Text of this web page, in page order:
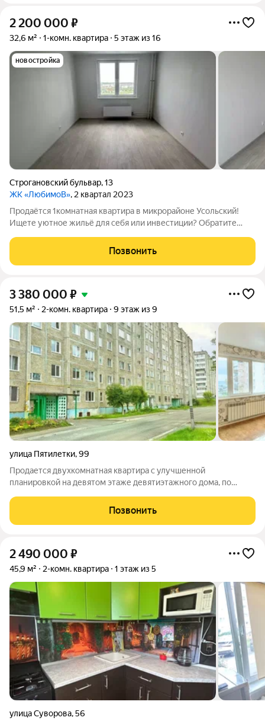
2 200 000 ₽
32,6 м² 1-комн. квартира 5 этаж из 16
новостройка
Строгановский бульвар,13
ЖК «ЛюбимоВ», 2 квартал 2023
Продаётся 1комнатная квартира в микрорайоне Усольский!
Ищете уютное жильё для себя или инвестиции? Обратите
для комфортной жизни и доступна по семейной ипотеке!
Главные преимущества:
Позвонить
3 380 000 ₽
51,5 м² 2-комн. квартира 9 этаж из 9
улица Пятилетки,99
Продается двухкомнатная квартира с улучшенной
планировкой на девятом этаже девятиэтажного дома, по
вид из окон. Общая площадь квартиры составляет 51,5 м,
Позвонить
2 490 000 ₽
45,9 м² 2-комн. квартира 1 этаж из 5
улица Суворова,56